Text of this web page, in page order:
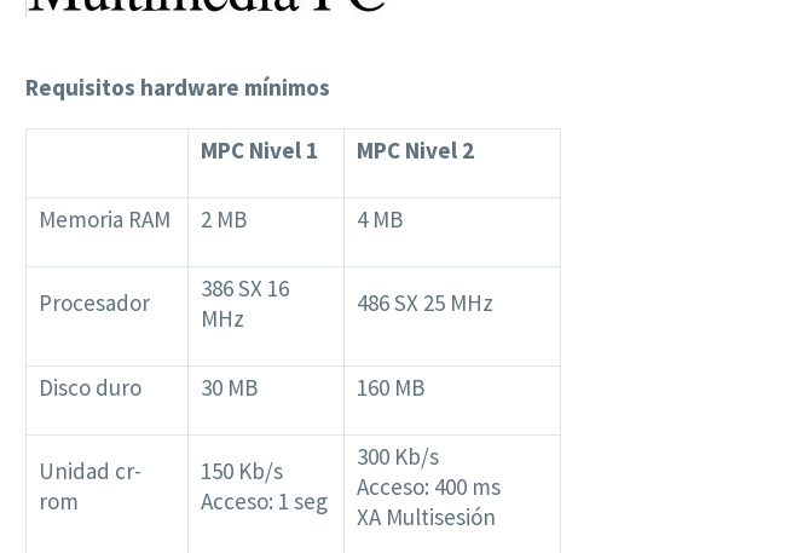
Requisitos hardware mínimos
MPC Nivel 1 MPC Nivel 2
Memoria RAM 2 MB 4 MB
Procesador
386 SX 16
MHz
486 SX 25 MHz
Disco duro 30 MB 160 MB
Unidad cr-
rom
150 Kb/s
Acceso: 1 seg
300 Kb/s
Acceso: 400 ms
XA Multisesión